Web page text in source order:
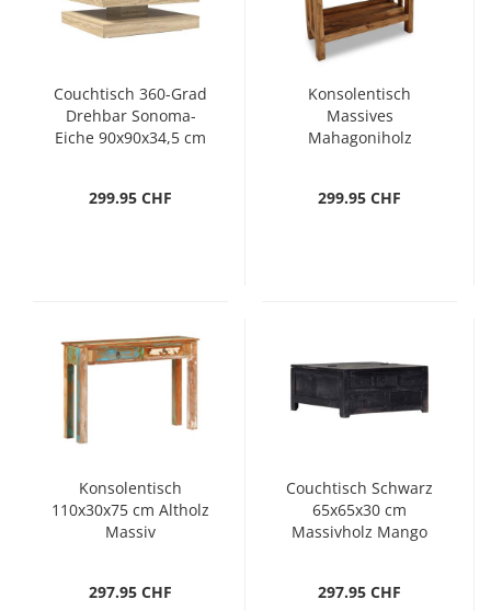
Couchtisch 360-Grad
Drehbar Sonoma-
Eiche 90x90x34,5 cm
299.95 CHF
Konsolentisch
Massives
Mahagoniholz
299.95 CHF
Konsolentisch
110x30x75 cm Altholz
Massiv
297.95 CHF
Couchtisch Schwarz
65x65x30 cm
Massivholz Mango
297.95 CHF